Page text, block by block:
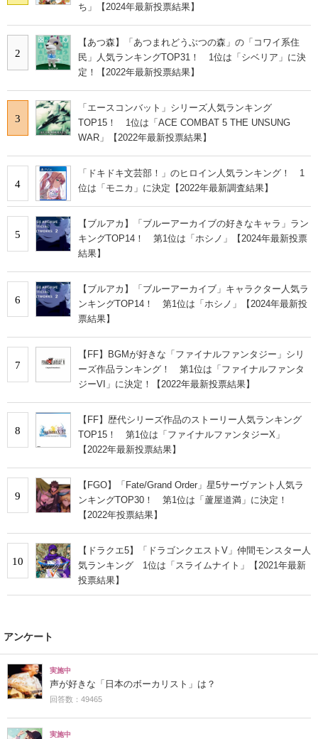
ち」【2024年最新投票結果】
2
【あつ森】「あつまれどうぶつの森」の「コワイ系住
民」人気ランキングTOP31！ 1位は「シベリア」に決
定！【2022年最新投票結果】
3
「エースコンバット」シリーズ人気ランキング
TOP15！ 1位は「ACE COMBAT 5 THE UNSUNG
WAR」【2022年最新投票結果】
4
「ドキドキ文芸部！」のヒロイン人気ランキング！ 1
位は「モニカ」に決定【2022年最新調査結果】
5
【ブルアカ】「ブルーアーカイブの好きなキャラ」ラン
キングTOP14！ 第1位は「ホシノ」【2024年最新投票
結果】
6
【ブルアカ】「ブルーアーカイブ」キャラクター人気ラ
ンキングTOP14！ 第1位は「ホシノ」【2024年最新投
票結果】
7
【FF】BGMが好きな「ファイナルファンタジー」シリ
ーズ作品ランキング！ 第1位は「ファイナルファンタ
ジーVI」に決定！【2022年最新投票結果】
8
【FF】歴代シリーズ作品のストーリー人気ランキング
TOP15！ 第1位は「ファイナルファンタジーX」
【2022年最新投票結果】
9
【FGO】「Fate/Grand Order」星5サーヴァント人気ラ
ンキングTOP30！ 第1位は「蘆屋道満」に決定！
【2022年投票結果】
10
【ドラクエ5】「ドラゴンクエストV」仲間モンスター人
気ランキング 1位は「スライムナイト」【2021年最新
投票結果】
アンケート
実施中
声が好きな「日本のボーカリスト」は？
回答数：49465
実施中